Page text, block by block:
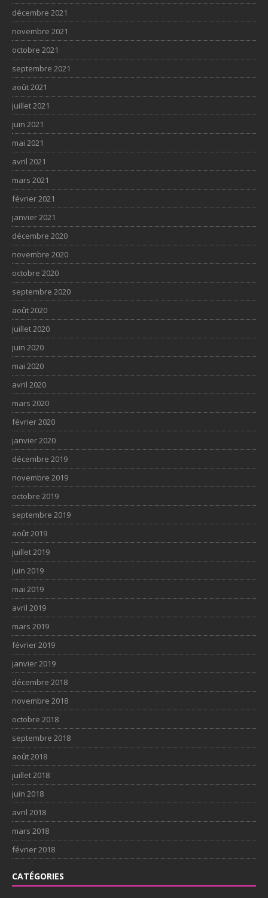
décembre 2021
novembre 2021
octobre 2021
septembre 2021
août 2021
juillet 2021
juin 2021
mai 2021
avril 2021
mars 2021
février 2021
janvier 2021
décembre 2020
novembre 2020
octobre 2020
septembre 2020
août 2020
juillet 2020
juin 2020
mai 2020
avril 2020
mars 2020
février 2020
janvier 2020
décembre 2019
novembre 2019
octobre 2019
septembre 2019
août 2019
juillet 2019
juin 2019
mai 2019
avril 2019
mars 2019
février 2019
janvier 2019
décembre 2018
novembre 2018
octobre 2018
septembre 2018
août 2018
juillet 2018
juin 2018
avril 2018
mars 2018
février 2018
CATÉGORIES